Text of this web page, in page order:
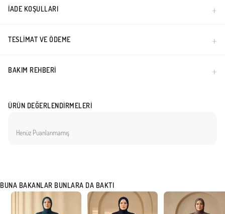
İADE KOŞULLARI
TESLIMAT VE ÖDEME
BAKIM REHBERI
ÜRÜN DEĞERLENDIRMELERI
Henüz Puanlanmamış
BUNA BAKANLAR BUNLARA DA BAKTI